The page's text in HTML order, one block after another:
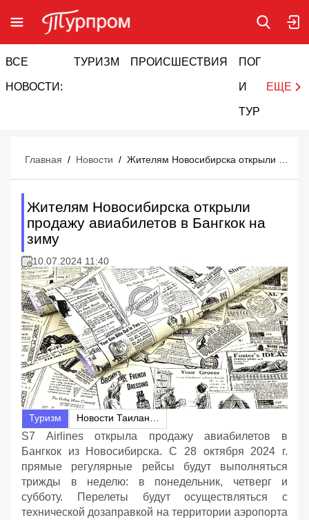
ВСЕ
НОВОСТИ:
ТУРИЗМ ПРОИСШЕСТВИЯ ПОГОДА
И
ТУРИЗМ
ЕЩЕ
Главная / Новости /
Жителям Новосибирска открыли
продажу авиабилетов в Бангкок на
зиму
10.07.2024 11:40
Туризм
S7 Airlines открыла продажу авиабилетов в
Бангкок из Новосибирска. С 28 октября 2024 г.
прямые регулярные рейсы будут выполняться
трижды в неделю: в понедельник, четверг и
субботу. Перелеты будут осуществляться с
технической дозаправкой на территории аэропорта